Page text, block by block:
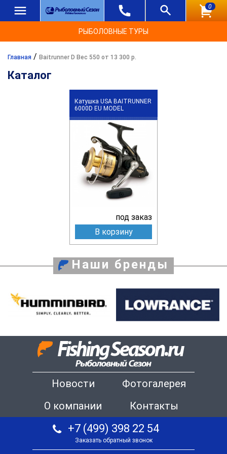
0
РЫБОЛОВНЫЕ ТУРЫ
Главная / Baitrunner D Вес 550 от 13 300 р.
Каталог
Катушка USA BAITRUNNER
6000D EU MODEL
под заказ
В корзину
Наши бренды
Новости
Фотогалерея
О компании
Контакты
+7 (499) 398 22 54
Заказать обратный звонок